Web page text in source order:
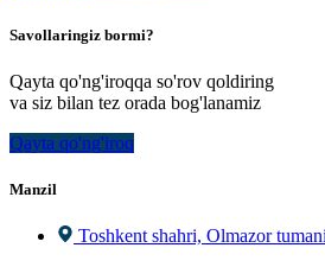
Savollaringiz bormi?
Qayta qo'ng'iroqqa so'rov qoldiring
va siz bilan tez orada bog'lanamiz
Qayta qo'ng'iroq
Manzil
Toshkent shahri, Olmazor